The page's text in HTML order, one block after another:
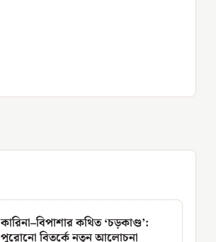
কারিনা–বিপাশার কথিত ‘চড়কাণ্ড’:
পুরোনো বিতর্কে নতুন আলোচনা